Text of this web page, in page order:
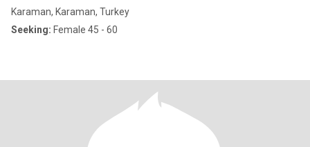
Karaman, Karaman, Turkey
Seeking: Female 45 - 60